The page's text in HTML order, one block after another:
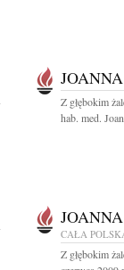
Z głębokim
hab. med.
CAŁA
Z głębokim